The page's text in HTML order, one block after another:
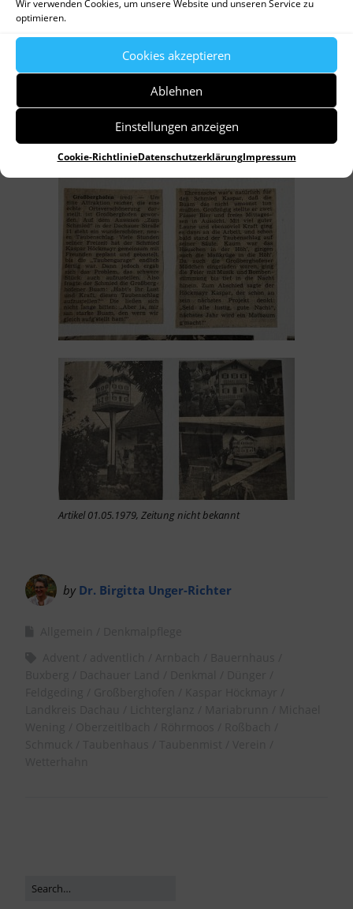
Wir verwenden Cookies, um unsere Website und unseren Service zu
optimieren.
Cookies akzeptieren
Ablehnen
Einstellungen anzeigen
Cookie-RichtlinieDatenschutzerklärungImpressum
Artikel 01.05.1979, Zeitung nicht bekannt
by Dr. Birgitta Unger-Richter